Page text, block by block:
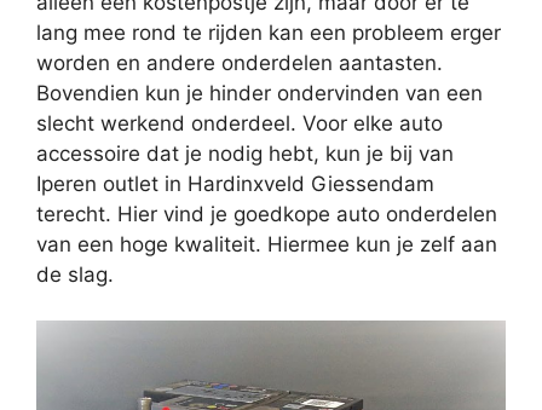
lang mee rond te rijden kan een probleem erger
worden en andere onderdelen aantasten.
Bovendien kun je hinder ondervinden van een
slecht werkend onderdeel. Voor elke auto
accessoire dat je nodig hebt, kun je bij van
Iperen outlet in Hardinxveld Giessendam
terecht. Hier vind je goedkope auto onderdelen
van een hoge kwaliteit. Hiermee kun je zelf aan
de slag.